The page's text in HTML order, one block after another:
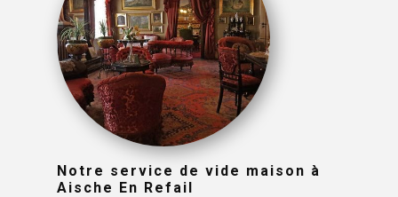
Notre service de vide maison à
Aische En Refail